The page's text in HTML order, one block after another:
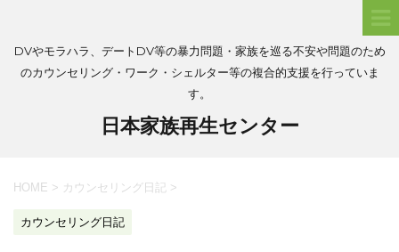
DVやモラハラ、デートDV等の暴力問題・家族を巡る不安や問題のため
のカウンセリング・ワーク・シェルター等の複合的支援を行っていま
す。
日本家族再生センター
HOME > カウンセリング日記 >
カウンセリング日記